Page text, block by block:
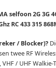
selfoon 2G 3G
RC 433 315
/ Blocker)?
twee RF
/ UHF Walkie-